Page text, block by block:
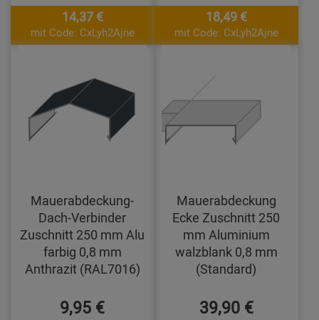
14,37 €
mit Code: CxLyh2Ajne
18,49 €
mit Code: CxLyh2Ajne
Mauerabdeckung-
Dach-Verbinder
Zuschnitt 250 mm Alu
farbig 0,8 mm
Anthrazit (RAL7016)
9,95 €
Mauerabdeckung
Ecke Zuschnitt 250
mm Aluminium
walzblank 0,8 mm
(Standard)
39,90 €